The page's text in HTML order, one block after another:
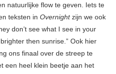
natuurlijke flow te geven. Iets te
teksten in Overnightzijn we ook
don’t see what I see in your
then sunrise.” Ook hier
ons finaal over de streep te
een heel klein beetje aan het